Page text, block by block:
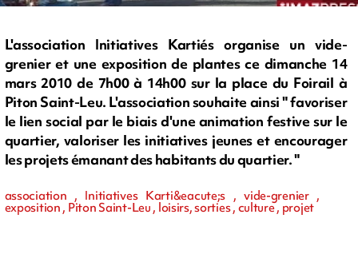
L'association Initiatives Kartiés organise un vide-
grenier et une exposition de plantes ce dimanche 14
mars 2010 de 7h00 à 14h00 sur la place du Foirail à
Piton Saint-Leu. L'association souhaite ainsi " favoriser
le lien social par le biais d'une animation festive sur le
quartier, valoriser les initiatives jeunes et encourager
les projets émanant des habitants du quartier. "
association , Initiatives Karti&eacute;s , vide-grenier ,
exposition , Piton Saint-Leu , loisirs, sorties , culture , projet